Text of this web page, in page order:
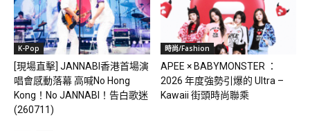
K-Pop
[現場直擊] JANNABI香港首場演
唱會感動落幕 高喊No Hong
Kong！No JANNABI！告白歌迷
(260711)
時尚/Fashion
APEE × BABYMONSTER ：
2026 年度強勢引爆的 Ultra –
Kawaii 街頭時尚聯乘